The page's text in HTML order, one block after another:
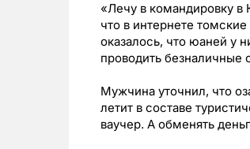
«Лечу в командировку в
что в интернете
оказалось, что юаней у
проводить
Мужчина уточнил, что
летит в составе
ваучер. А обменять